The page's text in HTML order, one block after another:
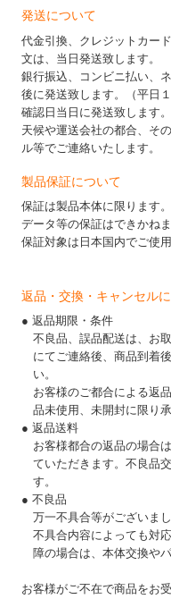
発送について
代金引換、クレジットカー
文は、当日発送致します。
銀行振込、コンビニ払い、
後に発送致します。（平日
確認日当日に発送致します。
天候や運送会社の都合、そ
ル等でご連絡いたします。
製品保証について
保証は製品本体に限ります。
データ等の保証はできかね
保証対象は日本国内でご使
返品・交換・キャンセル
● 返品期限・条件
不良品、誤品配送は、お
にてご連絡後、商品到着
い。
お客様のご都合による返
品未使用、未開封に限り承
● 返品送料
お客様都合の返品の場合
ていただきます。不良品
す。
● 不良品
万一不具合等がございま
不具合内容によっても対
障の場合は、本体交換や
お客様がご不在で商品をお